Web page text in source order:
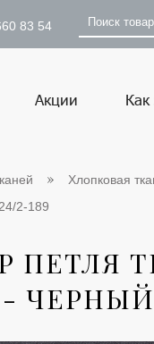
83 54
Акции Как
Хлопковая
2-189
ПЕТЛЯ
ЧЕРНЫЙ,